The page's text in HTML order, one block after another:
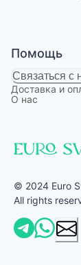
Помощь
Связаться с
Доставка и
О нас
© 2024 Euro
All rights